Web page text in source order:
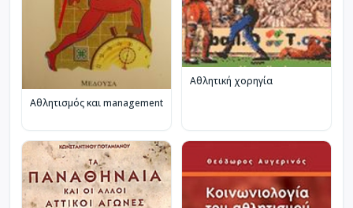
Αθλητισμός και management
Αθλητική χορηγία